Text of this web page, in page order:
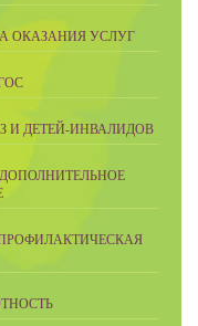
ОКАЗАНИЯ УСЛУГ
И ДЕТЕЙ-ИНВАЛИДОВ